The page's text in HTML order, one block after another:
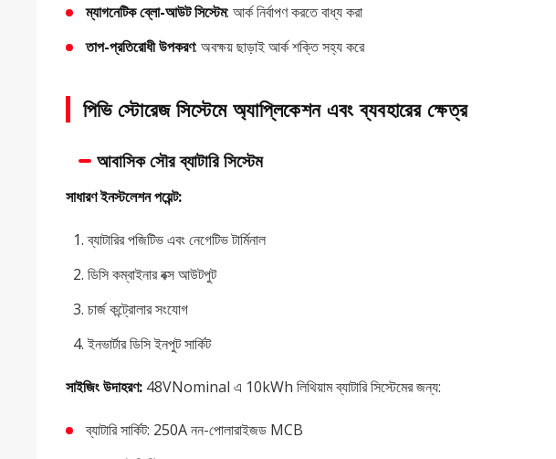
ম্যাগনেটিক ব্লো-আউট সিস্টেম: আর্ক নির্বাপণ করতে বাধ্য করা
তাপ-প্রতিরোধী উপকরণ: অবক্ষয় ছাড়াই আর্ক শক্তি সহ্য করে
পিভি স্টোরেজ সিস্টেমে অ্যাপ্লিকেশন এবং ব্যবহারের ক্ষেত্র
আবাসিক সৌর ব্যাটারি সিস্টেম
সাধারণ ইনস্টলেশন পয়েন্ট:
ব্যাটারির পজিটিভ এবং নেগেটিভ টার্মিনাল
ডিসি কম্বাইনার বক্স আউটপুট
চার্জ কন্ট্রোলার সংযোগ
ইনভার্টার ডিসি ইনপুট সার্কিট
সাইজিং উদাহরণ: 48VNominal এ 10kWh লিথিয়াম ব্যাটারি সিস্টেমের জন্য:
ব্যাটারি সার্কিট: 250A নন-পোলারাইজড MCB